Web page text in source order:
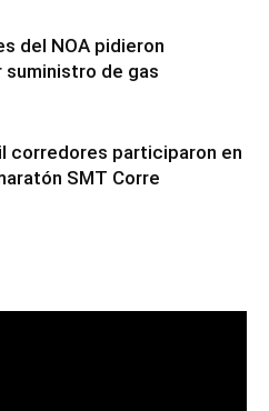
del NOA pidieron
suministro de gas
corredores participaron en
SMT Corre